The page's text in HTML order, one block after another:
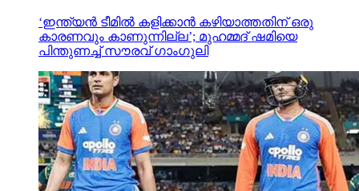
‘ഇന്ത്യന്‍ ടീമില്‍ കളിക്കാന്‍ കഴിയാത്തതിന് ഒരു
കാരണവും കാണുന്നില്ല’; മുഹമ്മദ് ഷമിയെ
പിന്തുണച്ച് സൗരവ് ഗാംഗുലി